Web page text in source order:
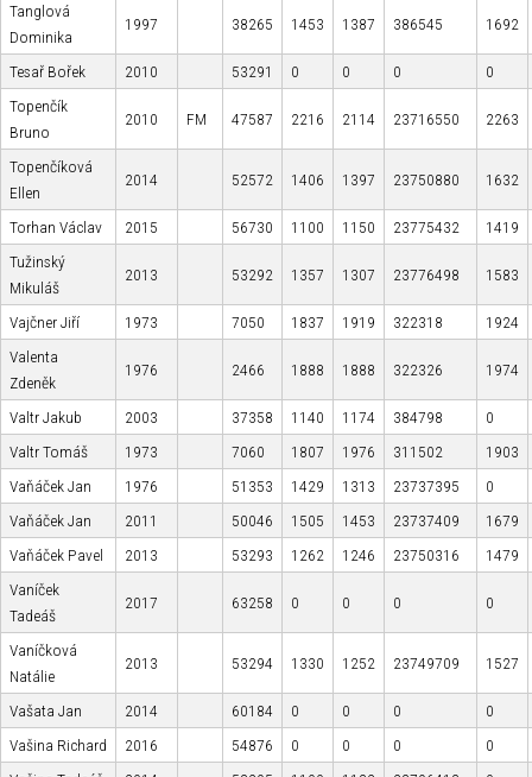
Tanglová
Dominika
1997 38265 1453 1387 386545 1692
Tesař Bořek 2010 53291 0 0 0
0
Topenčík
Bruno
2010 FM 47587 2216 2114 23716550 2263
Topenčíková
Ellen
2014 52572 1406 1397 23750880 1632
Torhan Václav 2015 56730 1100 1150 23775432
1419
Tužinský
Mikuláš
2013 53292 1357 1307 23776498 1583
Vajčner Jiří 1973 7050 1837 1919 322318
1924
Valenta
Zdeněk
1976 2466 1888 1888 322326 1974
Valtr Jakub 2003 37358 1140 1174 384798
0
Valtr Tomáš
1973 7060 1807 1976 311502
1903
Vaňáček Jan
1976 51353 1429 1313 23737395
0
Vaňáček Jan
2011 50046 1505 1453 23737409
1679
Vaňáček Pavel
2013 53293 1262 1246 23750316
1479
Vaníček
Tadeáš
2017 63258 0 0 0 0
Vaníčková
Natálie
2013 53294 1330 1252 23749709 1527
Vašata Jan 2014 60184 0 0 0
0
Vašina Richard
2016 54876 0 0 0
0